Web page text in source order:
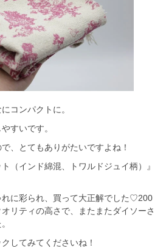
コンパクトに。
すいです。
、とてもありがたいですよね！
（インド綿混、トワルドジュイ柄）』
に彩られ、買って大正解でした♡200
リティの高さで、またまたダイソーさ
してみてくださいね！